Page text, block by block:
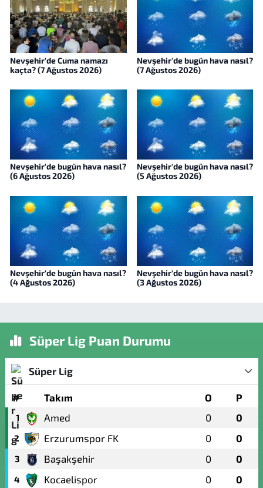
Nevşehir'de Cuma namazı
kaçta? (7 Ağustos 2026)
Nevşehir'de bugün hava nasıl?
(7 Ağustos 2026)
Nevşehir'de bugün hava nasıl?
(6 Ağustos 2026)
Nevşehir'de bugün hava nasıl?
(5 Ağustos 2026)
Nevşehir'de bugün hava nasıl?
(4 Ağustos 2026)
Nevşehir'de bugün hava nasıl?
(3 Ağustos 2026)
Süper Lig Puan Durumu
Süper Lig
# Takım O P
1 Amed 0 0
2 Erzurumspor FK 0 0
3 Başakşehir 0 0
4 Kocaelispor 0 0